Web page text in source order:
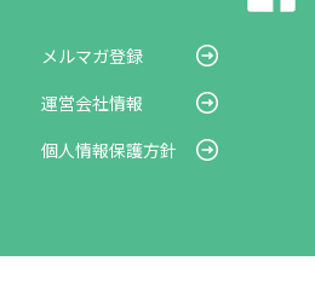
メルマガ登録
運営会社情報
個人情報保護方針